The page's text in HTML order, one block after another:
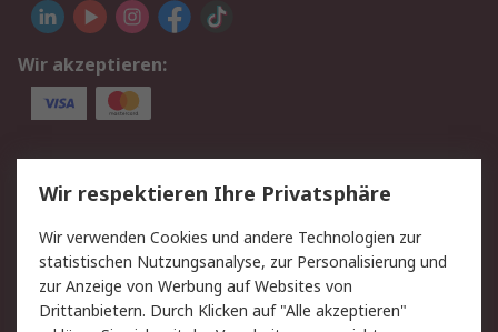
Wir akzeptieren:
Service
Value Added Services
Lieferlösungen
Rücksendungen
Kontakt
Hilfe
Privatkunden
Wir respektieren Ihre Privatsphäre
Wir verwenden Cookies und andere Technologien zur
statistischen Nutzungsanalyse, zur Personalisierung und
zur Anzeige von Werbung auf Websites von
Drittanbietern. Durch Klicken auf "Alle akzeptieren"